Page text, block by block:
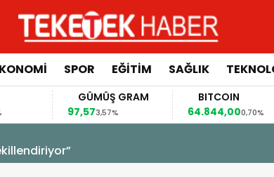
SPOR EĞİTİM SAĞLIK
GÜMÜŞ GRAM
3,57%
BITCOIN
64.844,000,70%